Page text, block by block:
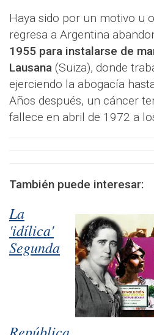
Haya sido por un motivo u
regresa a Argentina
1955 para instalarse de
Lausana (Suiza), donde
ejerciendo la abogacía
Años después, un cáncer
fallece en abril de 1972 a
También puede interesar:
La
'idílica'
Segunda
República.